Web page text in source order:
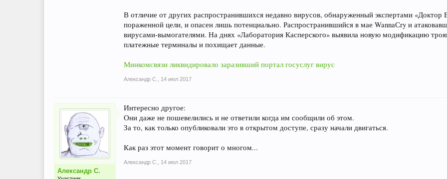
В отличие от других распространившихся недавно вирусов, обнаруженный экспертами «Доктор
пораженной цели, и опасен лишь потенциально. Распространившийся в мае WannaСry и
вирусами-вымогателями. На днях «Лаборатория Касперского» выявила новую модификацию
платежные терминалы и похищает данные.
Минкомсвязи ликвидировало заразивший портал госуслуг вирус
Александр С. 14 июл 2017
Александр С.
Интересно другое:
Они даже не пошевелились и не ответили когда им сообщили об этом.
За то, как только опубликовали это в открытом доступе, сразу начали двигаться.
Как раз этот момент говорит о многом...
Александр С. 14 июл 2017